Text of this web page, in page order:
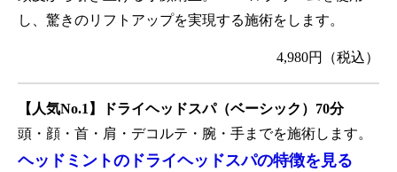
し、驚きのリフトアップを実現する施術をします。
4,980円（税込）
【人気No.1】ドライヘッドスパ（ベーシック）70分
頭・顔・首・肩・デコルテ・腕・手までを施術します。
ヘッドミントのドライヘッドスパの特徴を見る